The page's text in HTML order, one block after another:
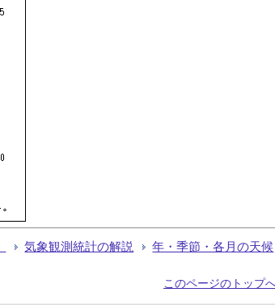
気象観測統計の解説 年・季節・各月の天候
このページのトップ